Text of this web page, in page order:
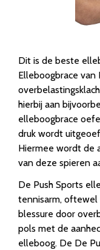
Dit is de beste
Elleboogbrace van
hierbij aan
elleboogbrace
druk wordt
Hiermee wordt de
van deze spieren
De Push Sports
tennisarm, oftewel
blessure door
pols met de
elleboog. De De